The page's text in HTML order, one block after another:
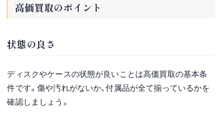
高価買取のポイント
状態の良さ
ディスクやケースの状態が良いことは高価買取の基本条
件です。傷や汚れがないか、付属品が全て揃っているかを
確認しましょう。